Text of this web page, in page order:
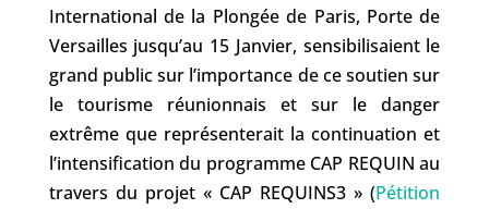
International de la Plongée de Paris, Porte de
Versailles jusqu’au 15 Janvier, sensibilisaient le
grand public sur l’importance de ce soutien sur
le tourisme réunionnais et sur le danger
extrême que représenterait la continuation et
l’intensification du programme CAP REQUIN au
travers du projet « CAP REQUINS3 » (Pétition